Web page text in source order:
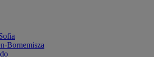
Bornemisza